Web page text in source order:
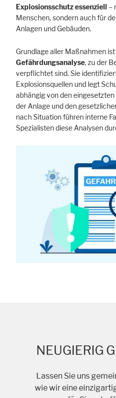
Explosionsschutz essenziell –
Menschen, sondern auch für
Anlagen und Gebäuden.
Grundlage aller Maßnahmen
Gefährdungsanalyse, zu der
verpflichtet sind. Sie
Explosionsquellen und legt
abhängig von den
der Anlage und den
nach Situation führen interne
Spezialisten diese Analysen
NEUGIERIG
Lassen Sie uns
wie wir eine